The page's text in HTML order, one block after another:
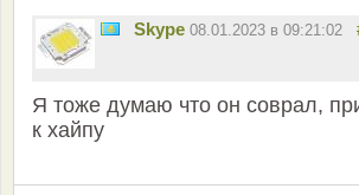
Skype 08.01.2023 в 09:21:02
Я тоже думаю что он соврал,
к хайпу